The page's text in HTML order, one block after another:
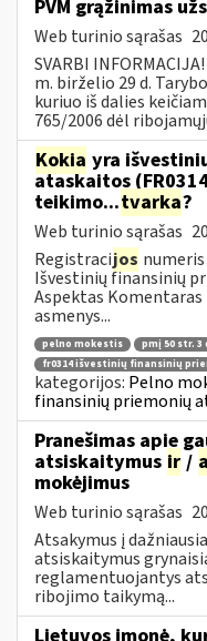
PVM grąžinimas
Web turinio sąrašas
SVARBI
m. birželio 29 d.
kuriuo iš dalies
765/2006 dėl
Kokia yra
ataskaitos
teikimo...tvarka?
Web turinio sąrašas
Registracijos
Išvestinių finansinių
Aspektas
asmenys...
pelno mokestis
pmį 50 str. 3
fr0314 išvestinių finansinių
kategorijos: Pelno
finansinių priemonių
Pranešimas apie
atsiskaitymus ir /
mokėjimus
Web turinio sąrašas
Atsakymus į
atsiskaitymus
reglamentuojantys
ribojimo taikymą...
Lietuvos įmonė,